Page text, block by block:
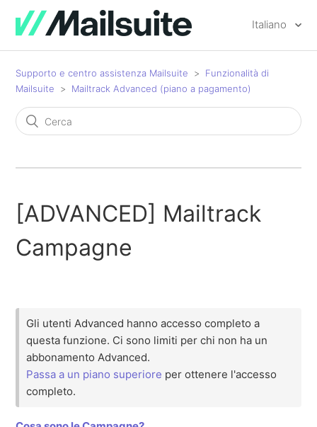
Italiano
Supporto e centro assistenza Mailsuite
Funzionalità di
Mailsuite
Mailtrack Advanced (piano a pagamento)
[ADVANCED] Mailtrack
Campagne
Gli utenti Advanced hanno accesso completo a
questa funzione. Ci sono limiti per chi non ha un
abbonamento Advanced.
Passa a un piano superiore per ottenere l'accesso
completo.